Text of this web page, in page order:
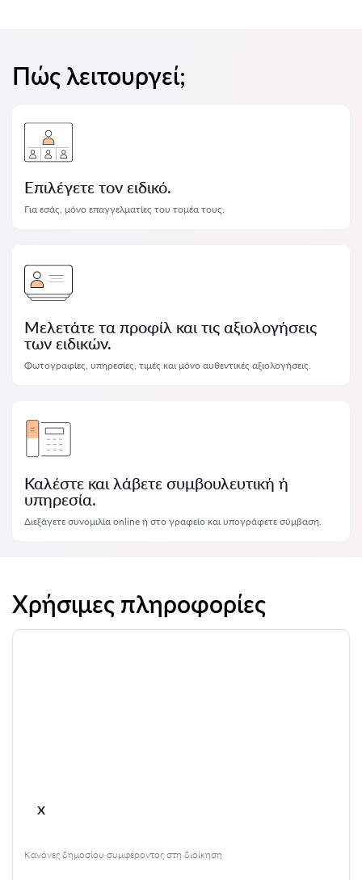
Πώς λειτουργεί;
Επιλέγετε τον ειδικό.
Για εσάς, μόνο επαγγελματίες του τομέα τους.
Μελετάτε τα προφίλ και τις αξιολογήσεις
των ειδικών.
Φωτογραφίες, υπηρεσίες, τιμές και μόνο αυθεντικές αξιολογήσεις.
Καλέστε και λάβετε συμβουλευτική ή
υπηρεσία.
Διεξάγετε συνομιλία online ή στο γραφείο και υπογράφετε σύμβαση.
Χρήσιμες πληροφορίες
x
Κανόνες δημοσίου συμφέροντος στη διοίκηση